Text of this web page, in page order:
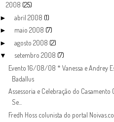
2008 (25)
► abril 2008 (1)
► maio 2008 (7)
► agosto 2008 (2)
▼ setembro 2008 (7)
Evento 16/08/08 * Vanessa e Andrey
Badallus
Assessoria e Celebração do Casamento
Se...
Fredh Hoss colunista do portal